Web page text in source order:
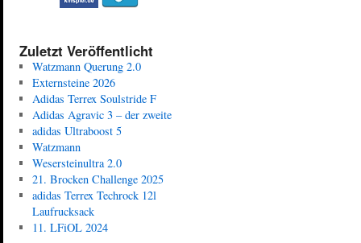
Zuletzt Veröffentlicht
Watzmann Querung 2.0
Externsteine 2026
Adidas Terrex Soulstride F
Adidas Agravic 3 – der zweite
adidas Ultraboost 5
Watzmann
Wesersteinultra 2.0
21. Brocken Challenge 2025
adidas Terrex Techrock 12l
Laufrucksack
11. LFiOL 2024